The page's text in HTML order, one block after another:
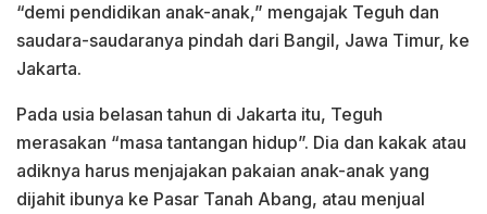
“demi pendidikan anak-anak,” mengajak Teguh dan
saudara-saudaranya pindah dari Bangil, Jawa Timur, ke
Jakarta.
Pada usia belasan tahun di Jakarta itu, Teguh
merasakan “masa tantangan hidup”. Dia dan kakak atau
adiknya harus menjajakan pakaian anak-anak yang
dijahit ibunya ke Pasar Tanah Abang, atau menjual